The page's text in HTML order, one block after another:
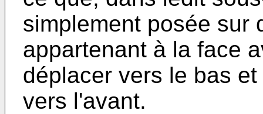
simplement posée sur
appartenant à la face
déplacer vers le bas
vers l'avant.